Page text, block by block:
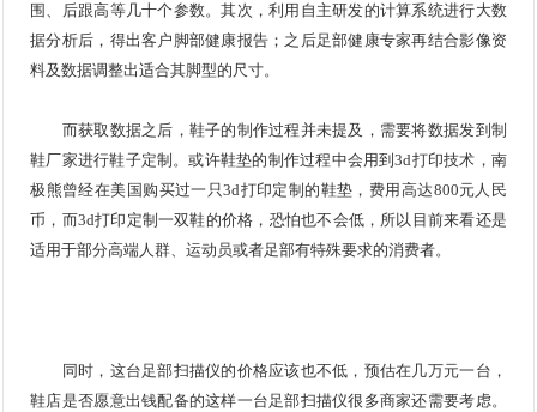
围、后跟高等几十个参数。其次，利用自主研发的计算系统进行大数
据分析后，得出客户脚部健康报告；之后足部健康专家再结合影像资
料及数据调整出适合其脚型的尺寸。
而获取数据之后，鞋子的制作过程并未提及，需要将数据发到制
鞋厂家进行鞋子定制。或许鞋垫的制作过程中会用到3d打印技术，南
极熊曾经在美国购买过一只3d打印定制的鞋垫，费用高达800元人民
币，而3d打印定制一双鞋的价格，恐怕也不会低，所以目前来看还是
适用于部分高端人群、运动员或者足部有特殊要求的消费者。
同时，这台足部扫描仪的价格应该也不低，预估在几万元一台，
鞋店是否愿意出钱配备的这样一台足部扫描仪很多商家还需要考虑。